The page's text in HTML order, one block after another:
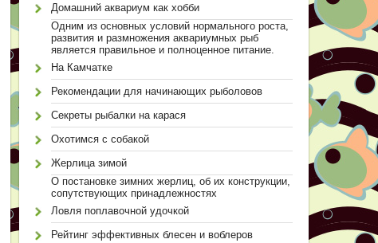
Домашний аквариум как хобби
Одним из основных условий нормального роста,
развития и размножения аквариумных рыб
является правильное и полноценное питание.
На Камчатке
Рекомендации для начинающих рыболовов
Секреты рыбалки на карася
Охотимся с собакой
Жерлица зимой
О постановке зимних жерлиц, об их конструкции,
сопутствующих принадлежностях
Ловля поплавочной удочкой
Рейтинг эффективных блесен и воблеров